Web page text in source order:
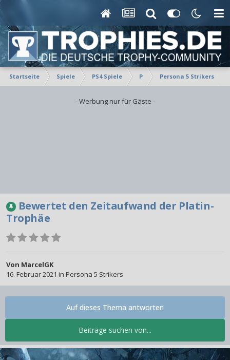
Startseite Spiele PS4 Spiele P Persona 5 Strikers
- Werbung nur für Gäste -
Bewertet den Zeitaufwand der Platin-
Trophäe
Von MarcelGK
16. Februar 2021 in Persona 5 Strikers
Beiträge suchen von...
Auf dieses Thema antworten